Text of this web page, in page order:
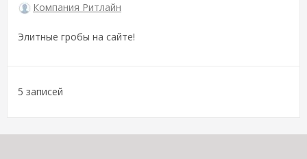
Компания Ритлайн
Элитные гробы на сайте!
5 записей